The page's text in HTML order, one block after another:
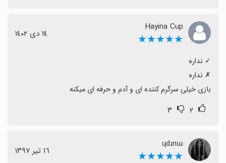
Hayina Cup
★★★★★ ١٤ دی ١٤٠٢
بازی خیلی سرگرم کننده ای و آدم و حرفه ای میکنه
۲ ۳
ɥdɹnɯ
★★★★★ ١٦ تیر ١٣٩٧